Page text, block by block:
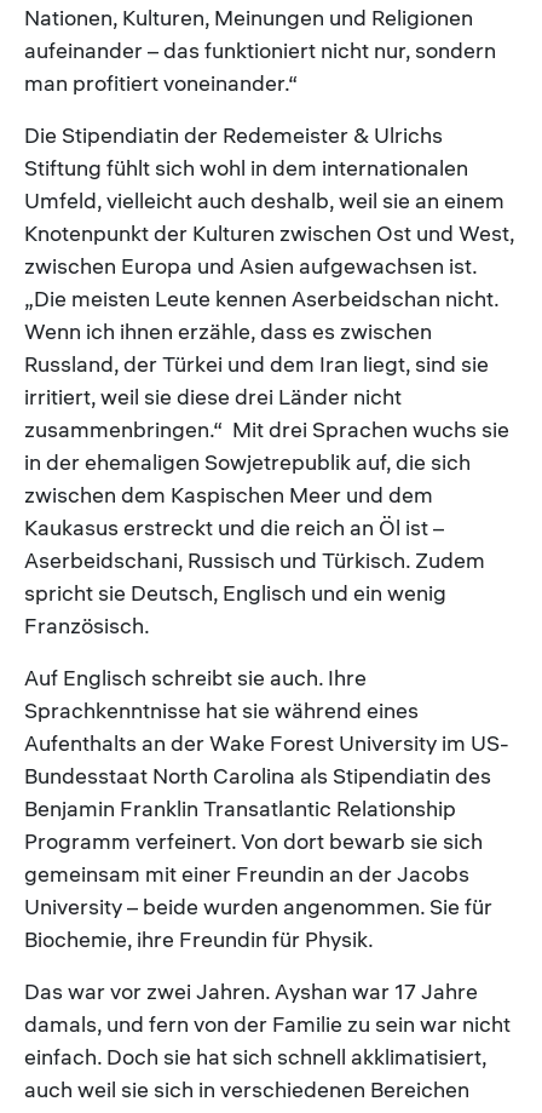
Nationen, Kulturen, Meinungen und Religionen
aufeinander – das funktioniert nicht nur, sondern
man profitiert voneinander.“
Die Stipendiatin der Redemeister & Ulrichs
Stiftung fühlt sich wohl in dem internationalen
Umfeld, vielleicht auch deshalb, weil sie an einem
Knotenpunkt der Kulturen zwischen Ost und West,
zwischen Europa und Asien aufgewachsen ist.
„Die meisten Leute kennen Aserbeidschan nicht.
Wenn ich ihnen erzähle, dass es zwischen
Russland, der Türkei und dem Iran liegt, sind sie
irritiert, weil sie diese drei Länder nicht
zusammenbringen.“ Mit drei Sprachen wuchs sie
in der ehemaligen Sowjetrepublik auf, die sich
zwischen dem Kaspischen Meer und dem
Kaukasus erstreckt und die reich an Öl ist –
Aserbeidschani, Russisch und Türkisch. Zudem
spricht sie Deutsch, Englisch und ein wenig
Französisch.
Auf Englisch schreibt sie auch. Ihre
Sprachkenntnisse hat sie während eines
Aufenthalts an der Wake Forest University im US-
Bundesstaat North Carolina als Stipendiatin des
Benjamin Franklin Transatlantic Relationship
Programm verfeinert. Von dort bewarb sie sich
gemeinsam mit einer Freundin an der Jacobs
University – beide wurden angenommen. Sie für
Biochemie, ihre Freundin für Physik.
Das war vor zwei Jahren. Ayshan war 17 Jahre
damals, und fern von der Familie zu sein war nicht
einfach. Doch sie hat sich schnell akklimatisiert,
auch weil sie sich in verschiedenen Bereichen